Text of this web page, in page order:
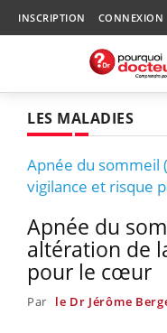
INSCRIPTION CONNEXION
LES MALADIES
Apnée du sommeil
vigilance et risque
Apnée du
altération de
pour le cœur
Par le Dr Jérôme